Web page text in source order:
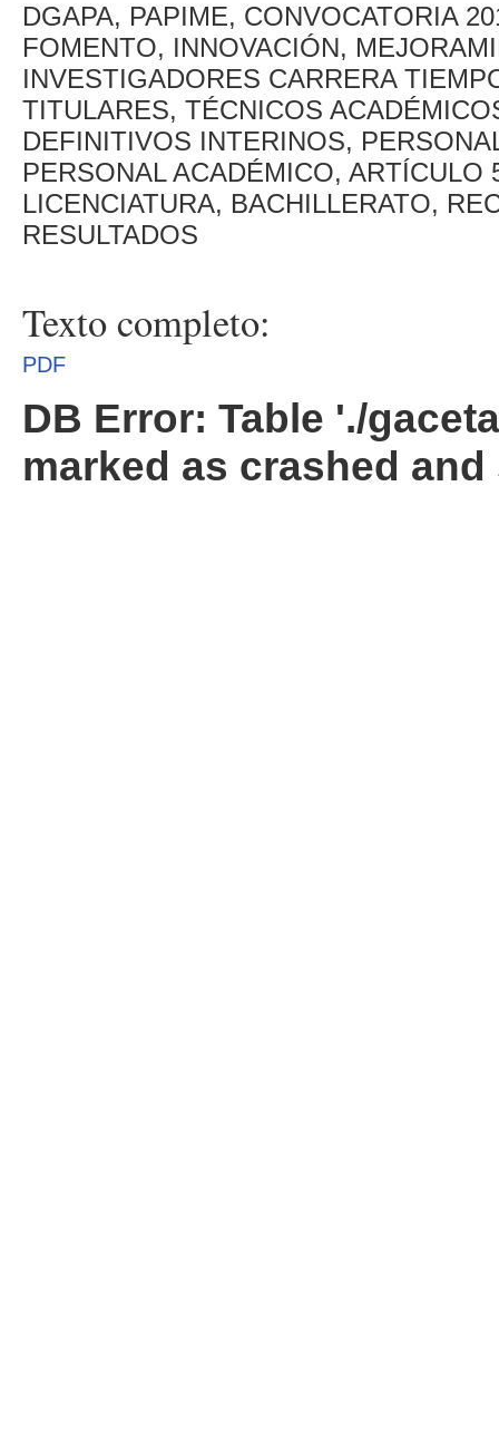
DGAPA, PAPIME, CONVOCATORIA
FOMENTO, INNOVACIÓN,
INVESTIGADORES CARRERA
TITULARES, TÉCNICOS
DEFINITIVOS INTERINOS,
PERSONAL ACADÉMICO,
LICENCIATURA, BACHILLERATO,
RESULTADOS
Texto completo:
PDF
DB Error: Table './
marked as crashed